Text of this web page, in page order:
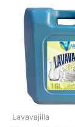
Lavavajilla